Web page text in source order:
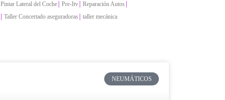
Pintar Lateral del Coche Pre-Itv Reparación Autos
Taller Concertado aseguradoras taller mecánica
NEUMÁTICOS